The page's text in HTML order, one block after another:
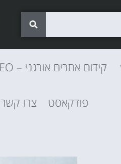
קידום אתרים אורגני – SEO
פודקאסט צרו קשר